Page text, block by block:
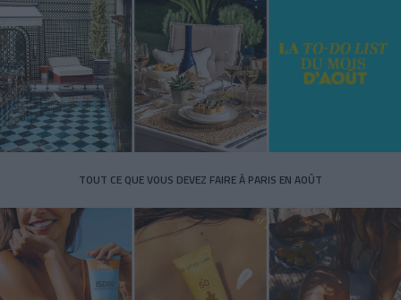
TOUT CE QUE VOUS DEVEZ FAIRE À PARIS EN AOÛT